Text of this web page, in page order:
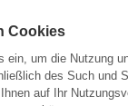
Impressum
Cookies
ein, um die Nutzung
des Such und
auf Ihr